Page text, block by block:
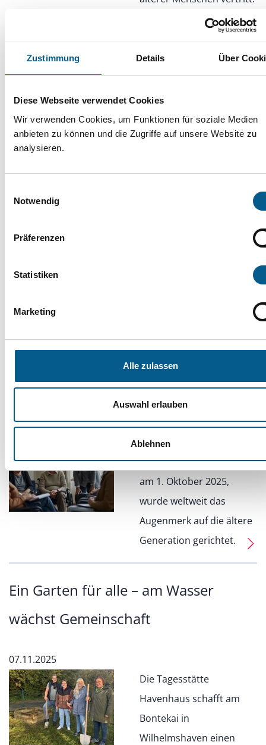
Zustimmung Details Über
Diese Webseite verwendet Cookies
Wir verwenden Cookies, um Funktionen für soziale Medien
anbieten zu können und die Zugriffe auf unsere Website zu
analysieren.
Notwendig
Präferenzen
Statistiken
Marketing
Alle zulassen
Auswahl erlauben
Ablehnen
Wege aus der Einsamkeit –
Engagement, das verbindet
13.11.2025
mehr Menschen – in allen
für Prävention nutzen – Beratung
ausbauen
10.11.2025
Am internationalen Tag
der älteren Generation,
am 1. Oktober 2025,
wurde weltweit das
Augenmerk auf die ältere
Generation gerichtet.
Ein Garten für alle – am Wasser
wächst Gemeinschaft
07.11.2025
Die Tagesstätte
Havenhaus schafft am
Bontekai in
Wilhelmshaven einen